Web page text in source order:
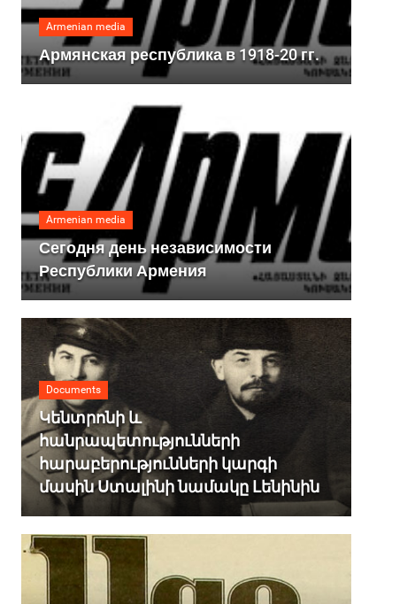
Armenian media
Армянская республика в 1918-20 гг.
Armenian media
Сегодня день независимости
Республики Армения
Documents
Կենտրոնի և
հանրապետությունների
հարաբերությունների կարգի
մասին Ստալինի նամակը Լենինին